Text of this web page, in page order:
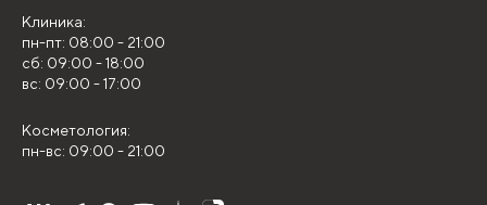
Клиника:
пн-пт: 08:00 - 21:00
сб: 09:00 - 18:00
вс: 09:00 - 17:00
Косметология:
пн-вс: 09:00 - 21:00